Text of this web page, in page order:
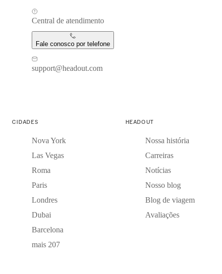
Central de atendimento
Fale conosco por telefone
support@headout.com
CIDADES
Nova York
Las Vegas
Roma
Paris
Londres
Dubai
Barcelona
mais 207
HEADOUT
Nossa história
Carreiras
Notícias
Nosso blog
Blog de viagem
Avaliações